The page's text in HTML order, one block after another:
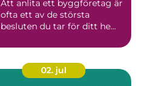
Att anlita ett byggföretag är
ofta ett av de största
besluten du tar för ditt he...
02. jul